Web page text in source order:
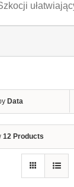
Data
12 Products